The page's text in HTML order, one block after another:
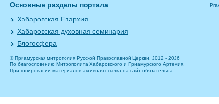
Основные разделы портала
Хабаровская Епархия
Хабаровская духовная семинария
Блогосфера
© Приамурская митрополия Русской Православной Церкви, 2012 - 2026
По благословению Митрополита Хабаровского и Приамурского Артемия.
При копировании материалов активная ссылка на сайт обязательна.